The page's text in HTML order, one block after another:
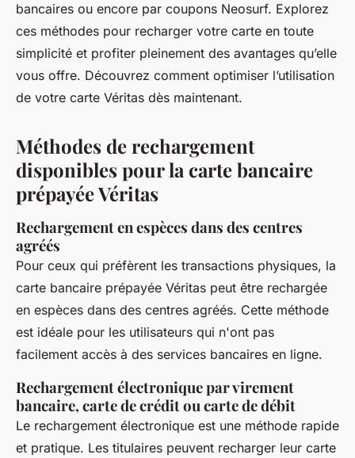
bancaires ou encore par coupons Neosurf. Explorez
ces méthodes pour recharger votre carte en toute
simplicité et profiter pleinement des avantages qu’elle
vous offre. Découvrez comment optimiser l’utilisation
de votre carte Véritas dès maintenant.
Méthodes de rechargement
disponibles pour la carte bancaire
prépayée Véritas
Rechargement en espèces dans des centres
agréés
Pour ceux qui préfèrent les transactions physiques, la
carte bancaire prépayée Véritas peut être rechargée
en espèces dans des centres agréés. Cette méthode
est idéale pour les utilisateurs qui n'ont pas
facilement accès à des services bancaires en ligne.
Rechargement électronique par virement
bancaire, carte de crédit ou carte de débit
Le rechargement électronique est une méthode rapide
et pratique. Les titulaires peuvent recharger leur carte